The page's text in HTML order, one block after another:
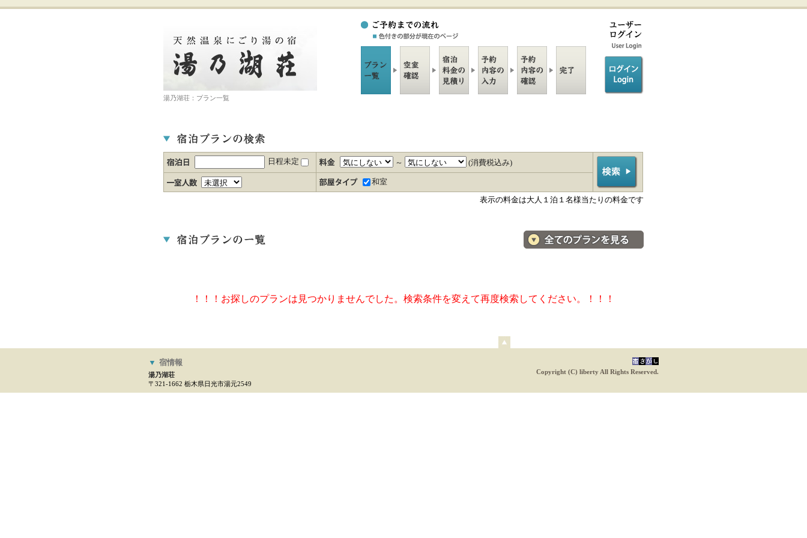
湯乃湖荘：プラン一覧
日程未定 ～ (消費税込み)
和室
表示の料金は大人１泊１名様当たりの料金です
料金・宿泊プラン一覧へ
！！！お探しのプランは見つかりませんでした。検索条件を変えて再度検索してください。！！！
ペ
へ
▼ 宿情報
湯乃湖荘
〒321-1662 栃木県日光市湯元2549
Copyright (C) liberty All Rights Reserved.